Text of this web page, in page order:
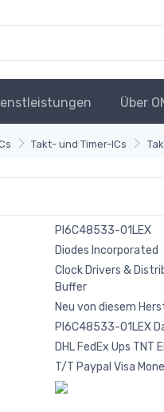
Über
Takt- und Timer-ICs
PI6C48533-01LEX
Diodes Incorporated
Clock Drivers &
Buffer
Neu von diesem
PI6C48533-01LEX
DHL FedEx Ups TNT
T/T Paypal Visa